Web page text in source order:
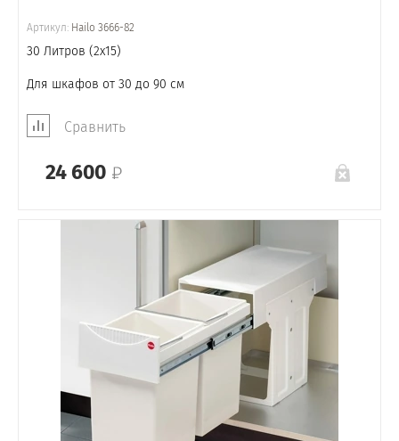
Артикул: Hailo 3666-82
30 Литров (2x15)
Для шкафов от 30 до 90 см
Сравнить
24 600